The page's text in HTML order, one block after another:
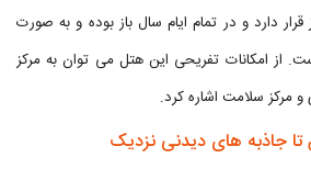
دارد و در تمام ایام سال باز بوده و به صورت
از امکانات تفریحی این هتل می توان به مرکز
و مرکز سلامت اشاره کرد.
جاذبه های دیدنی نزدیک